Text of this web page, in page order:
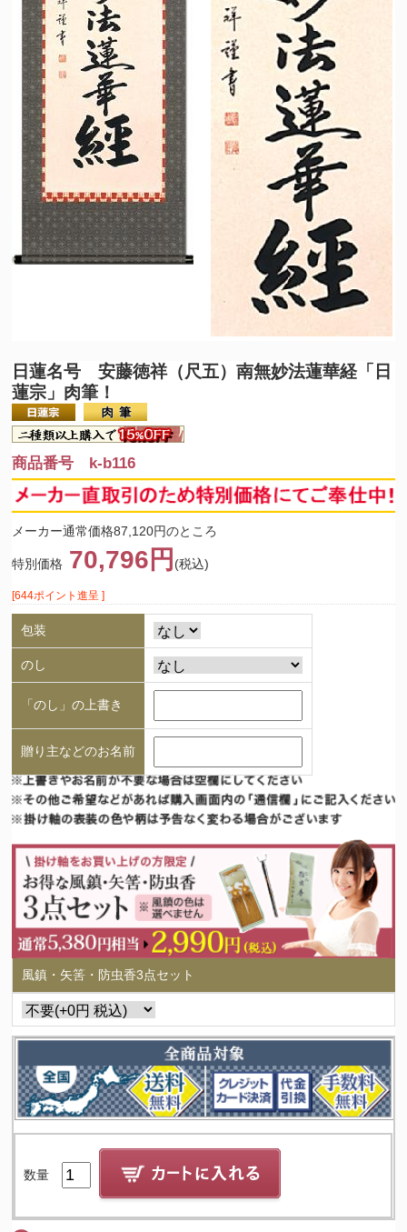
日蓮名号 安藤徳祥（尺五）南無妙法蓮華経「日
蓮宗」肉筆！
商品番号 k-b116
メーカー通常価格87,120円のところ
特別価格 70,796円 (税込)
[644ポイント進呈 ]
包装
のし
「のし」の上書き
贈り主などのお名前
風鎮・矢筈・防虫香3点セット
数量